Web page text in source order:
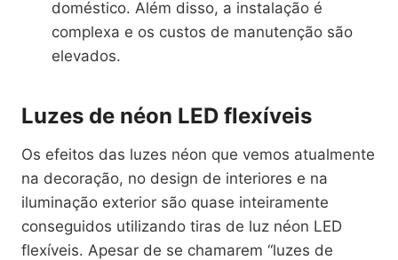
doméstico. Além disso, a instalação é
complexa e os custos de manutenção são
elevados.
Luzes de néon LED flexíveis
Os efeitos das luzes néon que vemos atualmente
na decoração, no design de interiores e na
iluminação exterior são quase inteiramente
conseguidos utilizando tiras de luz néon LED
flexíveis. Apesar de se chamarem “luzes de